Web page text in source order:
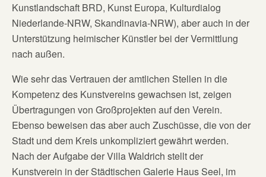
Kunstlandschaft BRD, Kunst Europa, Kulturdialog
Niederlande-NRW, Skandinavia-NRW), aber auch in der
Unterstützung heimischer Künstler bei der Vermittlung
nach außen.
Wie sehr das Vertrauen der amtlichen Stellen in die
Kompetenz des Kunstvereins gewachsen ist, zeigen
Übertragungen von Großprojekten auf den Verein.
Ebenso beweisen das aber auch Zuschüsse, die von der
Stadt und dem Kreis unkompliziert gewährt werden.
Nach der Aufgabe der Villa Waldrich stellt der
Kunstverein in der Städtischen Galerie Haus Seel, im